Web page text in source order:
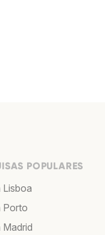
POPULARES
Lisboa
Porto